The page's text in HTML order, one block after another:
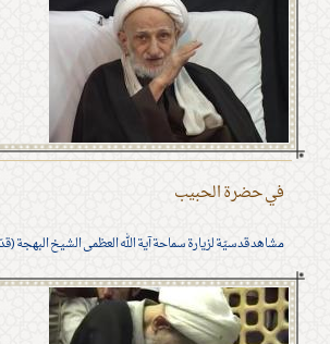
في حضرة الحبيب
مشاهد قدسيّة لزيارة سماحة آية الله العظمى الشيخ البهجة